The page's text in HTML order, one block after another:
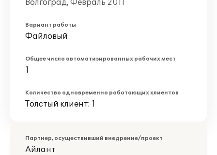
Волгоград, Февраль 2011
Вариант работы
Файловый
Общее число автоматизированных рабочих мест
1
Количество одновременно работающих клиентов
Толстый клиент: 1
Партнер, осуществивший внедрение/проект
Айлант